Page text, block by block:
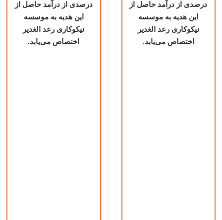
درصدی از درآمد حاصل از
این هدیه به موسسه
نیکوکاری رعد الغدیر
اختصاص می‌یابد.
درصدی از درآمد حاصل از
این هدیه به موسسه
نیکوکاری رعد الغدیر
اختصاص می‌یابد.